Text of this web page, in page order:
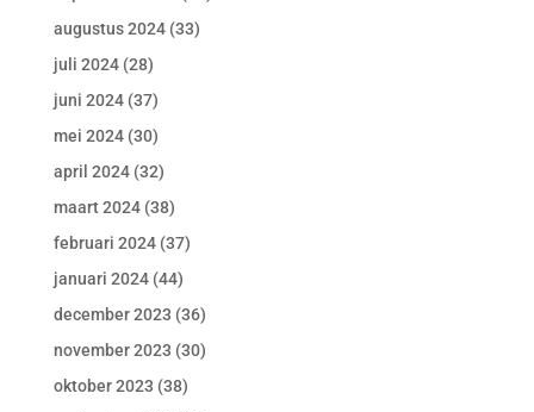
augustus 2024(33)
juli 2024(28)
juni 2024(37)
mei 2024(30)
april 2024(32)
maart 2024(38)
februari 2024(37)
januari 2024(44)
december 2023 (36)
november 2023 (30)
oktober 2023 (38)